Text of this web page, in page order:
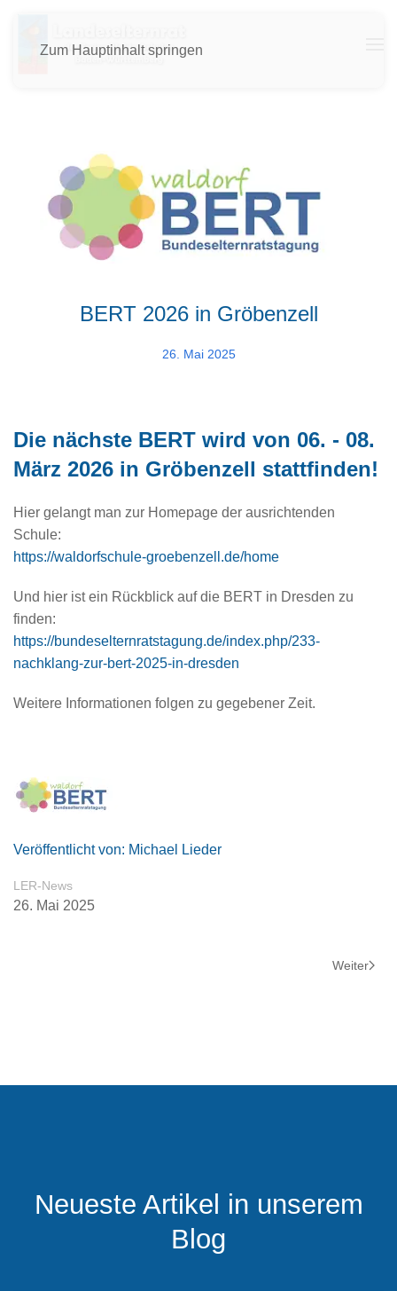
Zum Hauptinhalt springen
BERT 2026 in Gröbenzell
26. Mai 2025
Die nächste BERT wird von 06. - 08.
März 2026 in Gröbenzell stattfinden!
Hier gelangt man zur Homepage der ausrichtenden
Schule:
https://waldorfschule-groebenzell.de/home
Und hier ist ein Rückblick auf die BERT in Dresden zu
finden:
https://bundeselternratstagung.de/index.php/233-
nachklang-zur-bert-2025-in-dresden
Weitere Informationen folgen zu gegebener Zeit.
Veröffentlicht von: Michael Lieder
LER-News
26. Mai 2025
Weiter
Neueste Artikel in unserem
Blog